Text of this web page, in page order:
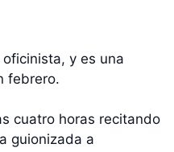
y es una
febrero.
cuatro horas recitando
guionizada a